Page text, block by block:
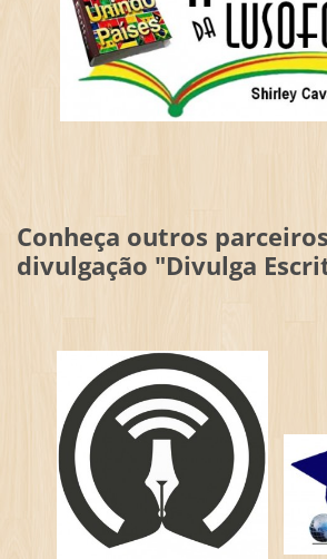
Conheça outros
divulgação "Divulga